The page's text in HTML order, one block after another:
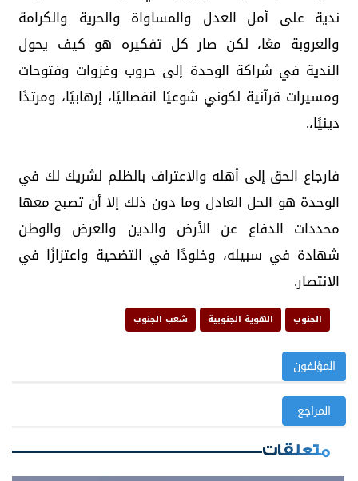
ندية على أمل العدل والمساواة والحرية والكرامة
والعروبة معًا، لكن صار كل تفكيره هو كيف يحول
الندية في شراكة الوحدة إلى حروب وغزوات وفتوحات
ومسيرات قرآنية لكوني شوعيًا انفصاليًا، إرهابيًا، ومرتدًا
دينيًا،.
فارجاع الحق إلى أهله والاعتراف بالظلم لشريك لك في
الوحدة هو الحل العادل وما دون ذلك إلا أن تصبح معها
محددات الدفاع عن الأرض والدين والعرض والوطن
شهادة في سبيله، وخلودًا في التضحية واعتزازًا في
الانتصار.
الجنوب الهوية الجنوبية شعب الجنوب
المؤلفون
المراجع
متعلقات